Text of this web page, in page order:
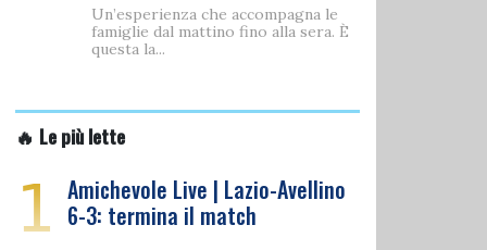
Un’esperienza che accompagna le
famiglie dal mattino fino alla sera. È
questa la...
🔥 Le più lette
1 Amichevole Live | Lazio-Avellino
6-3: termina il match